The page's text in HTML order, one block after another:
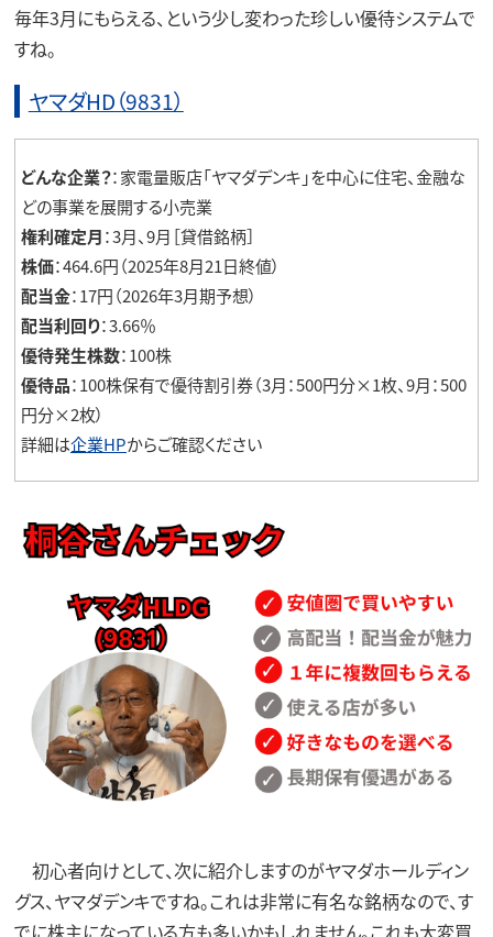
毎年3月にもらえる、という少し変わった珍しい優待システムで
すね。
ヤマダHD（9831）
どんな企業？：家電量販店「ヤマダデンキ」を中心に住宅、金融な
どの事業を展開する小売業
権利確定月：3月、9月［貸借銘柄］
株価：464.6円（2025年8月21日終値）
配当金：17円（2026年3月期予想）
配当利回り：3.66％
優待発生株数：100株
優待品：100株保有で優待割引券（3月：500円分×1枚、9月：500
円分×2枚）
詳細は企業HPからご確認ください
初心者向けとして、次に紹介しますのがヤマダホールディン
グス、ヤマダデンキですね。これは非常に有名な銘柄なので、す
でに株主になっている方も多いかもしれません。これも大変買